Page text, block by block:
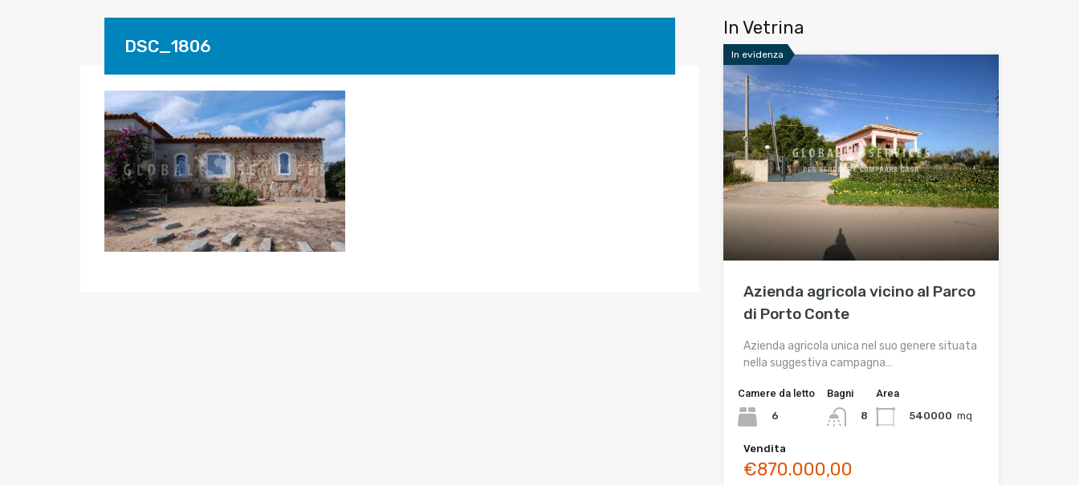
DSC_1806
In Vetrina
In evidenza
Azienda agricola vicino al Parco
di Porto Conte
Azienda agricola unica nel suo genere situata
nella suggestiva campagna…
Camere da letto
6
Bagni
8
Area
540000 mq
Vendita
€870.000,00